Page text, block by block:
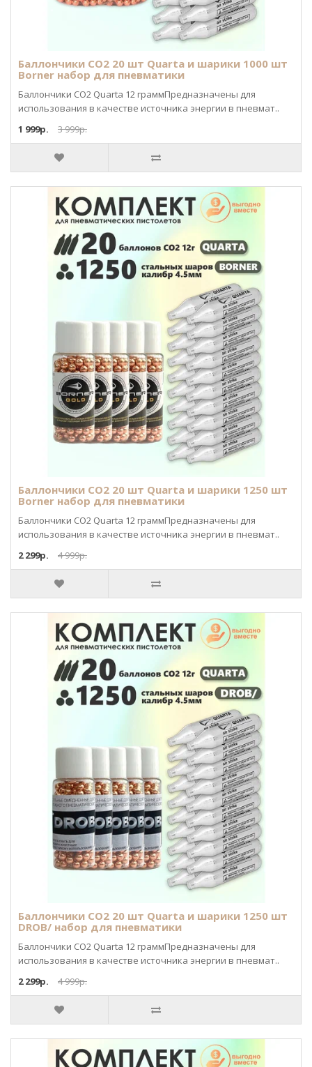
Баллончики CO2 20 шт Quarta и шарики 1000 шт
Borner набор для пневматики
Баллончики CO2 Quarta 12 граммПредназначены для
использования в качестве источника энергии в пневмат..
1 999р.
3 999р.
Баллончики CO2 20 шт Quarta и шарики 1250 шт
Borner набор для пневматики
Баллончики CO2 Quarta 12 граммПредназначены для
использования в качестве источника энергии в пневмат..
2 299р.
4 999р.
Баллончики CO2 20 шт Quarta и шарики 1250 шт
DROB/ набор для пневматики
Баллончики CO2 Quarta 12 граммПредназначены для
использования в качестве источника энергии в пневмат..
2 299р.
4 999р.